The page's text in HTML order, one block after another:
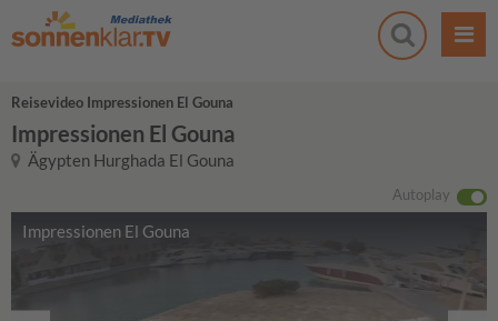
Reisevideo Impressionen El Gouna
Impressionen El Gouna
Ägypten Hurghada El Gouna
Autoplay
Impressionen El Gouna